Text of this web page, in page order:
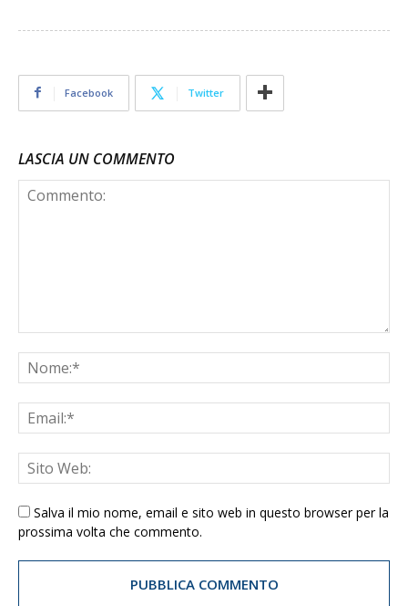
Facebook Twitter
LASCIA UN COMMENTO
Salva il mio nome, email e sito web in questo browser per la
prossima volta che commento.